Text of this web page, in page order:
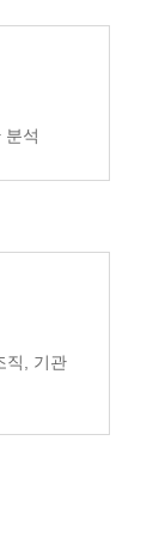
분석
직, 기관